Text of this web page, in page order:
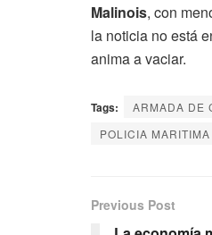
Malinois, con
la noticia no está
anima a vaciar.
Tags: ARMADA DE
POLICIA
Previous Post